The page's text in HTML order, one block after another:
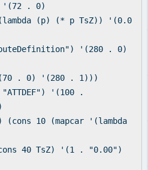
'(72 . 0)
(p) (* p TsZ)) '(0.0
'(280 . 0)
. 0) '(280 . 1)))
'(100 .
10 (mapcar '(lambda
40 TsZ) '(1 . "0.00")